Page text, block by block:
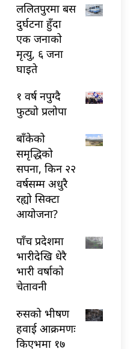
ललितपुरमा बस
दुर्घटना हुँदा
एक जनाको
मृत्यु, ६ जना
घाइते
१ वर्ष नपुग्दै
फुट्यो प्रलोपा
बाँकेको
समृद्धिको
सपना, किन २२
वर्षसम्म अधुरै
रह्यो सिक्टा
आयोजना?
पाँच प्रदेशमा
भारीदेखि धेरै
भारी वर्षाको
चेतावनी
रुसको भीषण
हवाई आक्रमणः
किएभमा १७